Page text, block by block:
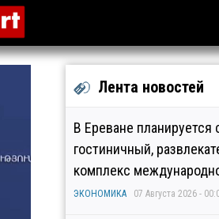
Лента новостей
В Ереване планируется
гостиничный,
комплекс
ЭКОНОМИКА 07 Августа 2026 -